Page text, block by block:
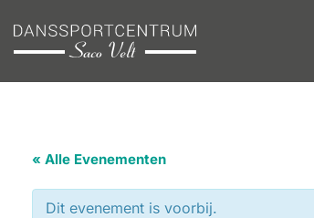
naar
inhoud
« Alle Evenementen
Dit evenement is voorbij.